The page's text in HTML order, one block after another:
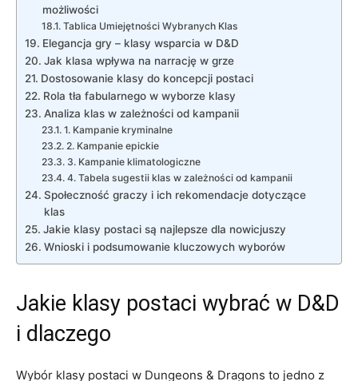
możliwości
Tablica Umiejętności Wybranych Klas
Elegancja gry – klasy wsparcia w D&D
Jak klasa wpływa na narrację w grze
Dostosowanie klasy do koncepcji postaci
Rola tła fabularnego w wyborze klasy
Analiza klas w zależności od kampanii
1. Kampanie kryminalne
2. Kampanie epickie
3. Kampanie klimatologiczne
4. Tabela sugestii klas w zależności od kampanii
Społeczność graczy i ich rekomendacje dotyczące
klas
Jakie klasy postaci są najlepsze dla nowicjuszy
Wnioski i podsumowanie kluczowych wyborów
Jakie klasy postaci wybrać w D&D
i dlaczego
Wybór klasy postaci w Dungeons & Dragons to jedno z